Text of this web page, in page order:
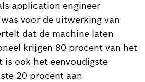
application engineer
voor de uitwerking van
dat de machine laten
krijgen 80 procent van het
is ook het eenvoudigste
20 procent aan